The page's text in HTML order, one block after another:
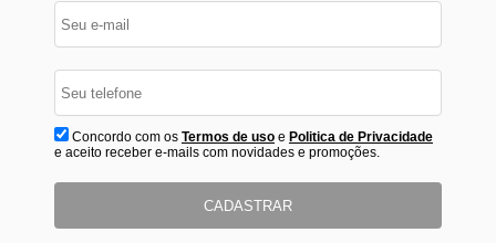
Concordo com os Termos de usoe Politica de Privacidade
e aceito receber e-mails com novidades e promoções.
CADASTRAR